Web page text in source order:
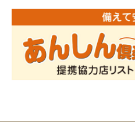
人形供養 寄
2023/12/16終活なるほど
ス®上鶴間 エンディング
2023/11/29 永田屋創業
ントホテル東京町田